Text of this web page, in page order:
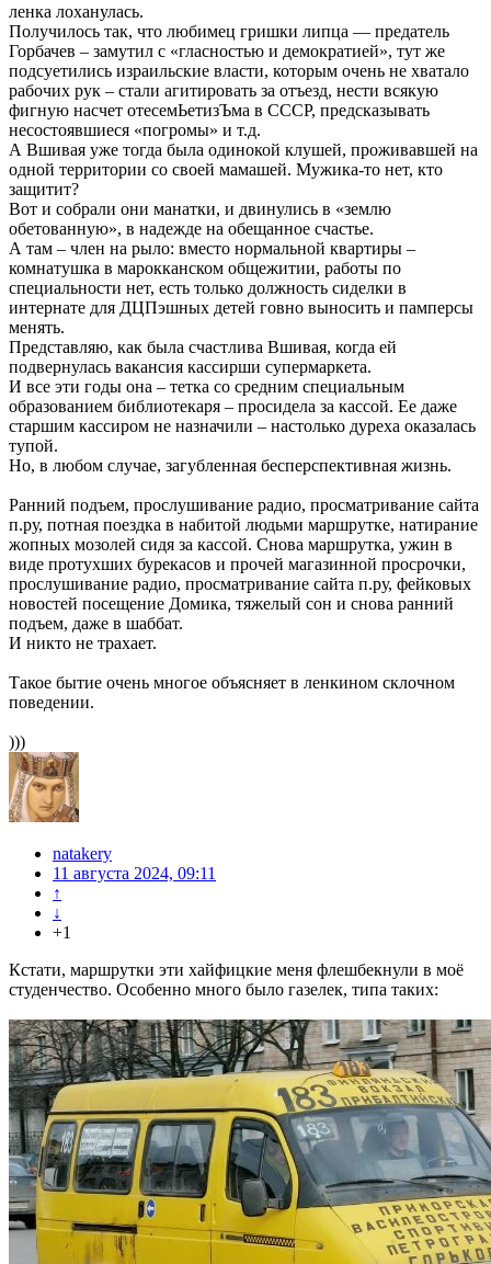
ленка лоханулась.
Получилось так, что любимец гришки липца — предатель
Горбачев – замутил с «гласностью и демократией», тут же
подсуетились израильские власти, которым очень не хватало
рабочих рук – стали агитировать за отъезд, нести всякую
фигную насчет отесемЬетизЪма в СССР, предсказывать
несостоявшиеся «погромы» и т.д.
А Вшивая уже тогда была одинокой клушей, проживавшей на
одной территории со своей мамашей. Мужика-то нет, кто
защитит?
Вот и собрали они манатки, и двинулись в «землю
обетованную», в надежде на обещанное счастье.
А там – член на рыло: вместо нормальной квартиры –
комнатушка в марокканском общежитии, работы по
специальности нет, есть только должность сиделки в
интернате для ДЦПэшных детей говно выносить и памперсы
менять.
Представляю, как была счастлива Вшивая, когда ей
подвернулась вакансия кассирши супермаркета.
И все эти годы она – тетка со средним специальным
образованием библиотекаря – просидела за кассой. Ее даже
старшим кассиром не назначили – настолько дуреха оказалась
тупой.
Но, в любом случае, загубленная бесперспективная жизнь.
Ранний подъем, прослушивание радио, просматривание сайта
п.ру, потная поездка в набитой людьми маршрутке, натирание
жопных мозолей сидя за кассой. Снова маршрутка, ужин в
виде протухших бурекасов и прочей магазинной просрочки,
прослушивание радио, просматривание сайта п.ру, фейковых
новостей посещение Домика, тяжелый сон и снова ранний
подъем, даже в шаббат.
И никто не трахает.
Такое бытие очень многое объясняет в ленкином склочном
поведении.
)))
natakery
11 августа 2024, 09:11
↑
↓
+1
Кстати, маршрутки эти хайфицкие меня флешбекнули в моё
студенчество. Особенно много было газелек, типа таких: